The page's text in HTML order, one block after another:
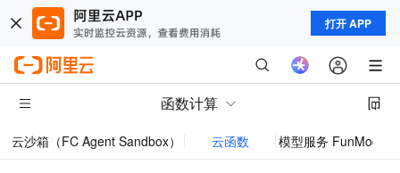
打开 APP
函数计算
云沙箱（FC Agent Sandbox） 云函数 模型服务 FunModel